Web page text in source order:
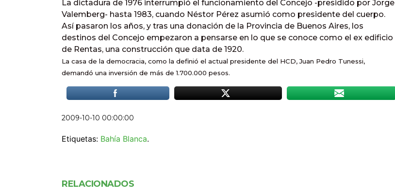
La dictadura de 1976 interrumpió el funcionamiento del Concejo -presidido por Jorge
Valemberg- hasta 1983, cuando Néstor Pérez asumió como presidente del cuerpo.
Así pasaron los años, y tras una donación de la Provincia de Buenos Aires, los
destinos del Concejo empezaron a pensarse en lo que se conoce como el ex edificio
de Rentas, una construcción que data de 1920.
La casa de la democracia, como la definió el actual presidente del HCD, Juan Pedro Tunessi,
demandó una inversión de más de 1.700.000 pesos.
2009-10-10 00:00:00
Etiquetas: Bahía Blanca.
RELACIONADOS